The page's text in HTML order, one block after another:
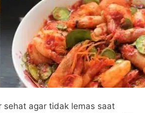
sehat agar tidak lemas saat